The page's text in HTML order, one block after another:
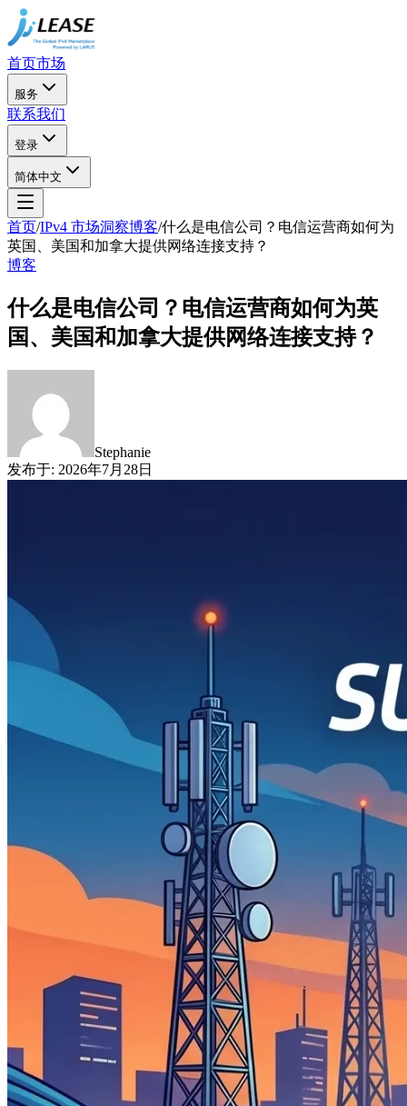
首页市场
服务
联系我们
登录
简体中文
首页/IPv4 市场洞察博客/什么是电信公司？电信运营商如何为
英国、美国和加拿大提供网络连接支持？
博客
什么是电信公司？电信运营商如何为英
国、美国和加拿大提供网络连接支持？
Stephanie
发布于: 2026年7月28日